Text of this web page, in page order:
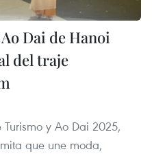
Dai de Hanoi
del traje
y Ao Dai 2025,
que une moda,